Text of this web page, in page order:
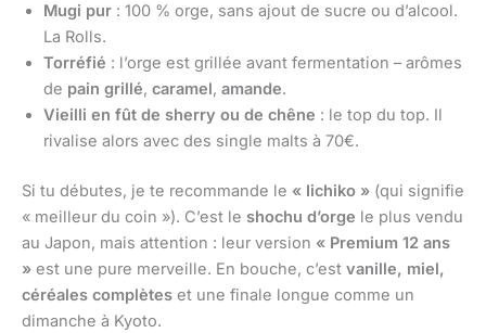
Mugi pur : 100 % orge, sans ajout de sucre ou d’alcool.
La Rolls.
Torréfié : l’orge est grillée avant fermentation – arômes
de pain grillé, caramel, amande.
Vieilli en fût de sherry ou de chêne : le top du top. Il
rivalise alors avec des single malts à 70€.
Si tu débutes, je te recommande le « Iichiko » (qui signifie
« meilleur du coin »). C’est le shochu d’orge le plus vendu
au Japon, mais attention : leur version « Premium 12 ans
» est une pure merveille. En bouche, c’est vanille, miel,
céréales complètes et une finale longue comme un
dimanche à Kyoto.